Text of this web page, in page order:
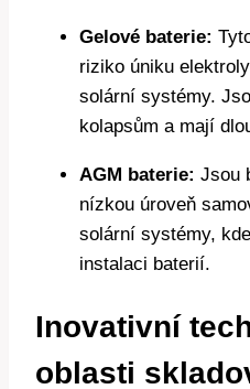
Gelové baterie:
riziko úniku
solární systémy.
kolapsům a mají
AGM baterie: Jsou
nízkou úroveň
solární systémy,
instalaci baterií.
Inovativní
oblasti